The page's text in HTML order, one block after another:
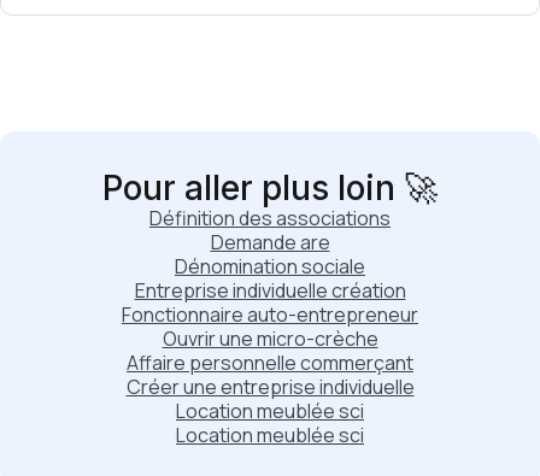
Pour aller plus loin 🚀
Définition des associations
Demande are
Dénomination sociale
Entreprise individuelle création
Fonctionnaire auto-entrepreneur
Ouvrir une micro-crèche
Affaire personnelle commerçant
Créer une entreprise individuelle
Location meublée sci
Location meublée sci